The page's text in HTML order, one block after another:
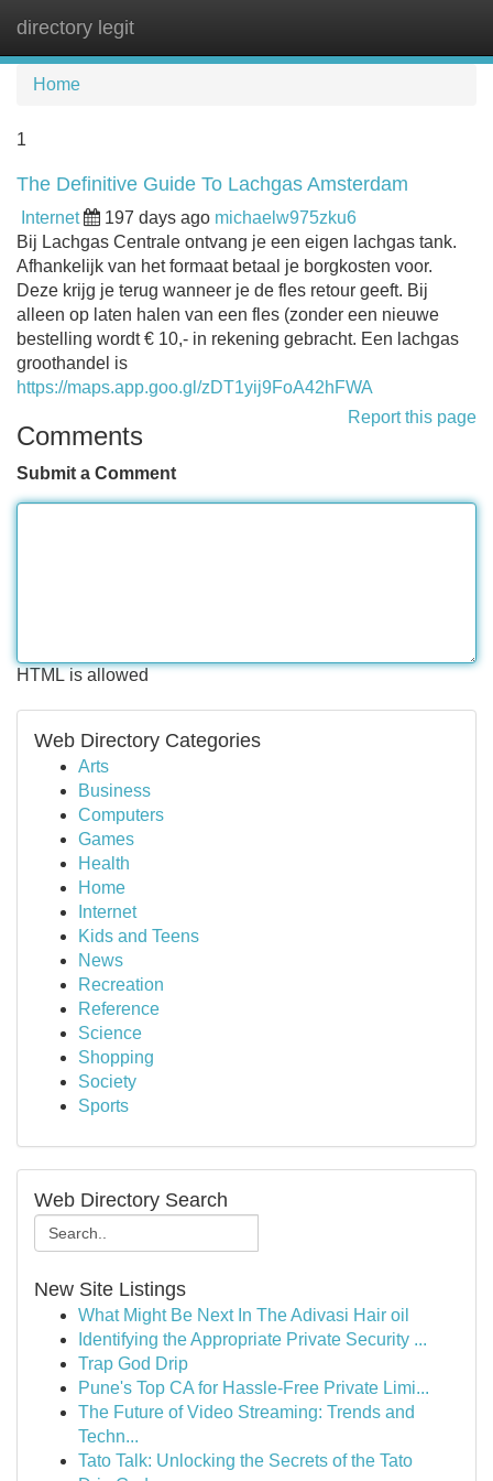
directory legit
Home
1
The Definitive Guide To Lachgas Amsterdam
Internet 197 days ago michaelw975zku6
Bij Lachgas Centrale ontvang je een eigen lachgas tank.
Afhankelijk van het formaat betaal je borgkosten voor.
Deze krijg je terug wanneer je de fles retour geeft. Bij
alleen op laten halen van een fles (zonder een nieuwe
bestelling wordt € 10,- in rekening gebracht. Een lachgas
groothandel is
https://maps.app.goo.gl/zDT1yij9FoA42hFWA
Report this page
Comments
Submit a Comment
HTML is allowed
Web Directory Categories
Arts
Business
Computers
Games
Health
Home
Internet
Kids and Teens
News
Recreation
Reference
Science
Shopping
Society
Sports
Web Directory Search
New Site Listings
What Might Be Next In The Adivasi Hair oil
Identifying the Appropriate Private Security ...
Trap God Drip
Pune's Top CA for Hassle-Free Private Limi...
The Future of Video Streaming: Trends and
Techn...
Tato Talk: Unlocking the Secrets of the Tato